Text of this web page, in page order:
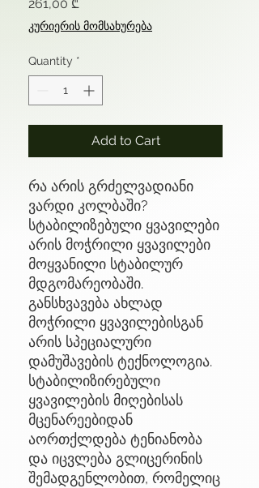
261,00 ₾
კურიერის მომსახურება
Quantity *
Add to Cart
რა არის გრძელვადიანი
ვარდი კოლბაში?
სტაბილიზებული ყვავილები
არის მოჭრილი ყვავილები
მოყვანილი სტაბილურ
მდგომარეობაში.
განსხვავება ახლად
მოჭრილი ყვავილებისგან
არის სპეციალური
დამუშავების ტექნოლოგია.
სტაბილიზირებული
ყვავილების მიღებისას
მცენარეებიდან
აორთქლდება ტენიანობა
და იცვლება გლიცერინის
შემადგენლობით, რომელიც